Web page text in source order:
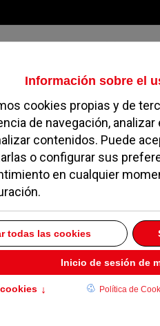
Viernes, 07 de agosto
MADRID NOROESTE SOCIEDAD
carril